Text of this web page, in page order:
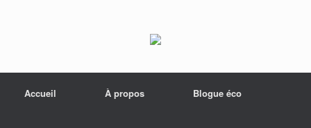
Accueil
À propos Blogue éco